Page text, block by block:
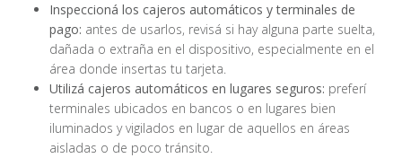
Inspeccioná los cajeros automáticos y terminales de
pago: antes de usarlos, revisá si hay alguna parte suelta,
dañada o extraña en el dispositivo, especialmente en el
área donde insertas tu tarjeta.
Utilizá cajeros automáticos en lugares seguros: preferí
terminales ubicados en bancos o en lugares bien
iluminados y vigilados en lugar de aquellos en áreas
aisladas o de poco tránsito.